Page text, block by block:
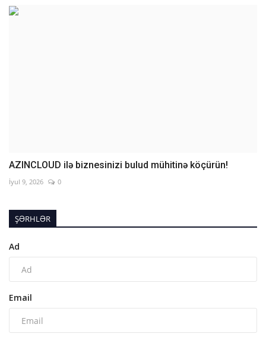
AZINCLOUD ilə biznesinizi bulud mühitinə köçürün!
İyul 9, 2026 0
ŞƏRHLƏR
Ad
Email